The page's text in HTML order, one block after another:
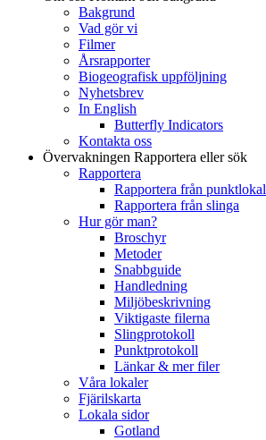
Bakgrund
Vad gör vi
Filmer
Årsrapporter
Biogeografisk uppföljning
Nyhetsbrev
In English
Butterfly Indicators
Kontakta oss
Övervakningen Rapportera eller sök
Rapportera
Rapportera från punktlokal
Rapportera från slinga
Hur gör man?
Broschyr
Metoder
Snabbguide
Handledning
Miljöbeskrivning
Viktigaste filerna
Slingprotokoll
Punktprotokoll
Länkar & mer filer
Våra lokaler
Fjärilskarta
Lokala sidor
Gotland